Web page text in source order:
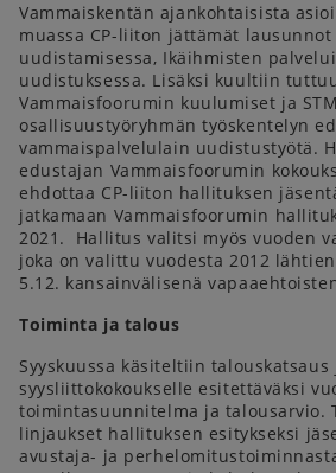
Vammaiskentän ajankohtaisista
muassa CP-liiton jättämät
uudistamisessa, Ikäihmisten
uudistuksessa. Lisäksi kuultiin
Vammaisfoorumin kuulumiset ja
osallisuustyöryhmän työskentelyn
vammaispalvelulain uudistustyötä.
edustajan Vammaisfoorumin
ehdottaa CP-liiton hallituksen
jatkamaan Vammaisfoorumin
2021. Hallitus valitsi myös vuoden
joka on valittu vuodesta 2012
5.12. kansainvälisenä
Toiminta ja talous
Syyskuussa käsiteltiin
syysliittokokoukselle esitettäväksi
toimintasuunnitelma ja talousarvio.
linjaukset hallituksen esitykseksi
avustaja- ja